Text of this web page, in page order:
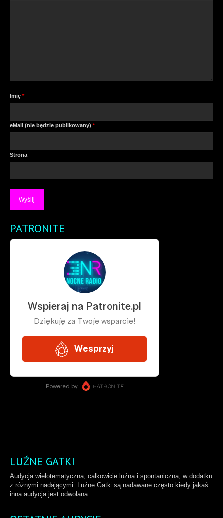
Imię *
eMail (nie będzie publikowany) *
Strona
PATRONITE
LUŹNE GATKI
Audycja wielotematyczna, całkowicie luźna i spontaniczna, w dodatku
z różnymi nadającymi. Luźne Gatki są nadawane często kiedy jakaś
inna audycja jest odwołana.